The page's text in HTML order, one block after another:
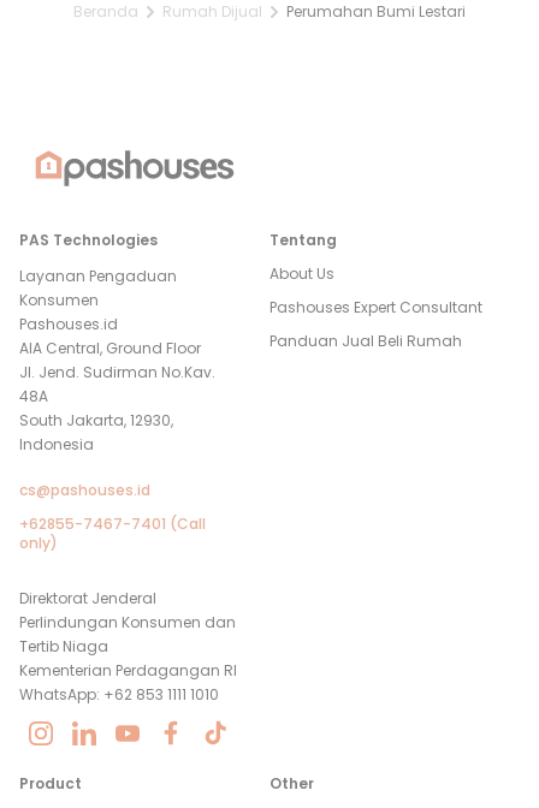
Beranda Rumah Dijual Perumahan Bumi Lestari
PAS Technologies
Layanan Pengaduan
Konsumen
Pashouses.id
AIA Central, Ground Floor
Jl. Jend. Sudirman No.Kav.
48A
South Jakarta, 12930,
Indonesia
cs@pashouses.id
+62855-7467-7401 (Call
only)
Direktorat Jenderal
Perlindungan Konsumen dan
Tertib Niaga
Kementerian Perdagangan RI
WhatsApp: +62 853 1111 1010
Tentang
About Us
Pashouses Expert Consultant
Panduan Jual Beli Rumah
Product
Other